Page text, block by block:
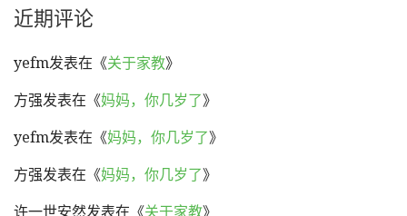
近期评论
yefm发表在《关于家教》
方强发表在《妈妈，你几岁了》
yefm发表在《妈妈，你几岁了》
方强发表在《妈妈，你几岁了》
许一世安然发表在《关于家教》